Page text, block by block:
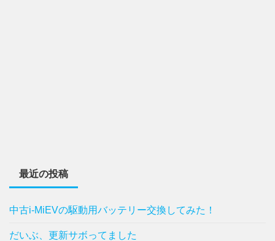
最近の投稿
中古i-MiEVの駆動用バッテリー交換してみた！
だいぶ、更新サボってました